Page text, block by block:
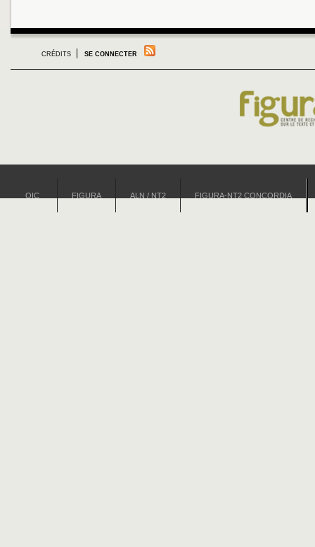
CRÉDITS SE CONNECTER
OIC FIGURA ALN / NT2 FIGURA-NT2 CONCORDIA